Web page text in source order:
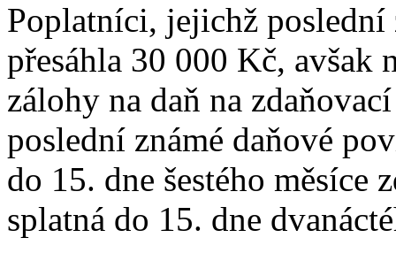
Poplatníci, jejichž poslední
přesáhla 30 000 Kč, avšak
zálohy na daň na
poslední známé daňové
do 15. dne šestého měsíce
splatná do 15. dne